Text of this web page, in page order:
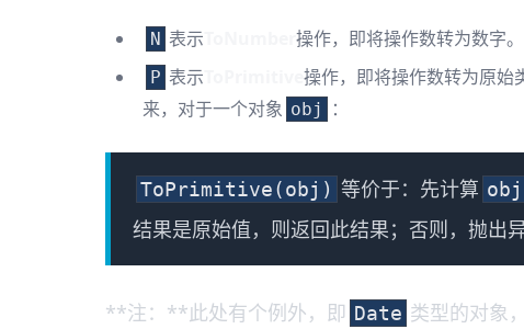
N 表示 操作，即将操作数转为数字
P 表示
操作，即将操作数转为原始
来，对于一个对象 obj ：
ToPrimitive(obj) 等价于：先计算
结果是原始值，则返回此结果；否则，抛出异
**注：**此处有个例外，即 Date 类型的对象